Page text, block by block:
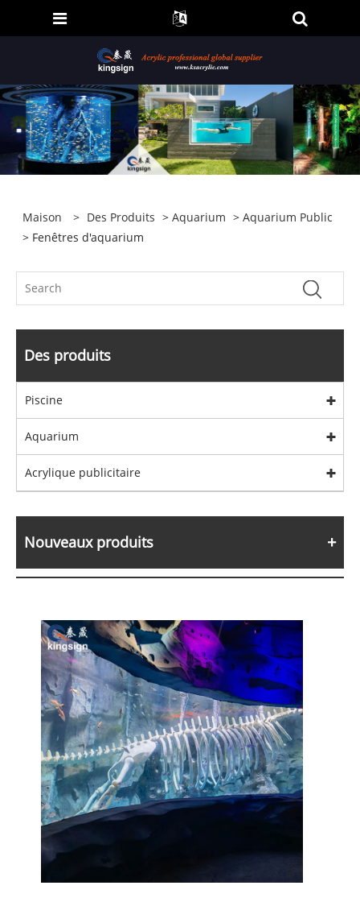
Maison > Des Produits >Aquarium >Aquarium Public
> Fenêtres d'aquarium
Des produits
Piscine
Aquarium
Acrylique publicitaire
Nouveaux produits